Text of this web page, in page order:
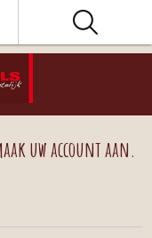
uw account aan.